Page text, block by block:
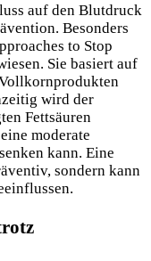
auf den Blutdruck
Besonders
to Stop
Sie basiert auf
wird der
Fettsäuren
moderate
kann. Eine
sondern kann